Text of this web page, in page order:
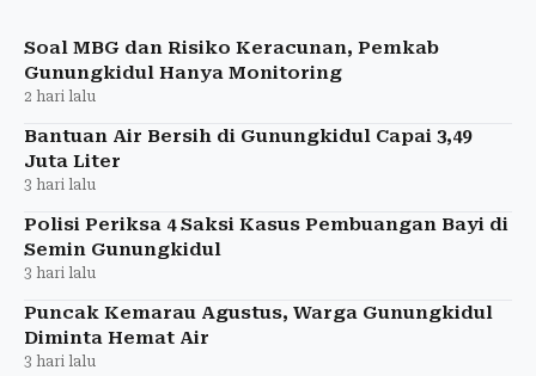
Soal MBG dan Risiko Keracunan, Pemkab
Gunungkidul Hanya Monitoring
2 hari lalu
Bantuan Air Bersih di Gunungkidul Capai 3,49
Juta Liter
3 hari lalu
Polisi Periksa 4 Saksi Kasus Pembuangan Bayi di
Semin Gunungkidul
3 hari lalu
Puncak Kemarau Agustus, Warga Gunungkidul
Diminta Hemat Air
3 hari lalu